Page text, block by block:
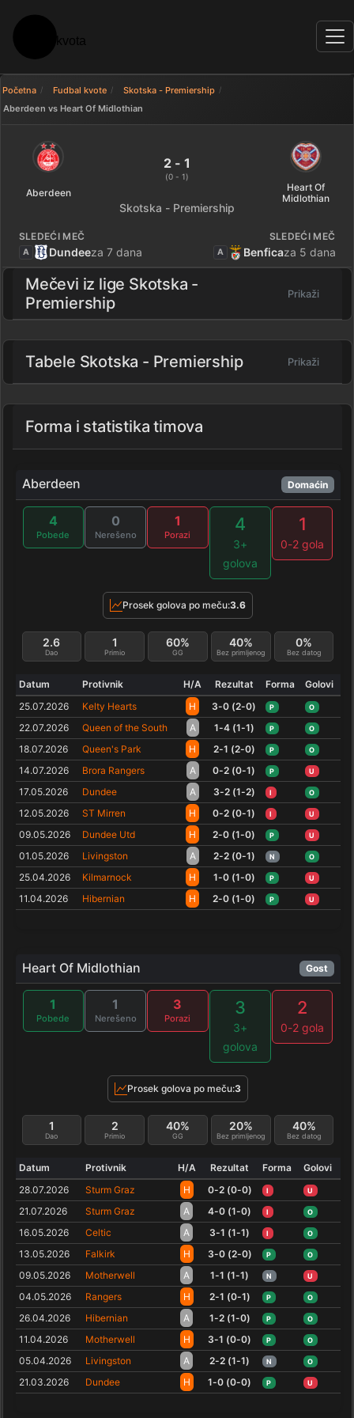
Početna Fudbal kvote
Skotska - Premiership
Aberdeen vs Heart Of Midlothian
Aberdeen 2 - 1 Heart Of
Aberdeen
2 - 1
(0 - 1)
Heart Of
Midlothian
Skotska - Premiership
SLEDEĆI MEČ
A Dundeeza 7 dana
SLEDEĆI MEČ
A Benficaza 5 dana
Mečevi iz lige Skotska -
Premiership
Prikaži
Tabele Skotska - Premiership Prikaži
Forma i statistika timova
Aberdeen Domaćin
4
Pobede
0
Nerešeno
1
Porazi
4
3+
golova
1
0-2 gola
Prosek golova po meču:3.6
Dao
2.6
Primio
1
GG
60%
Bez primljenog
40%
Bez datog
0%
Datum Protivnik H/A Rezultat Forma
Golovi
25.07.2026
Kelty Hearts H 3-0 (2-0) P O
22.07.2026 Queen of the South A 1-4 (1-1) P O
18.07.2026 Queen's Park H 2-1 (2-0) P O
14.07.2026 Brora Rangers A 0-2 (0-1) P U
17.05.2026 Dundee A 3-2 (1-2) I O
12.05.2026 ST Mirren H 0-2 (0-1) I U
09.05.2026 Dundee Utd H 2-0 (1-0) P U
01.05.2026 Livingston A 2-2 (0-1) N O
25.04.2026 Kilmarnock H 1-0 (1-0) P U
11.04.2026 Hibernian H 2-0 (1-0) P U
Heart Of Midlothian Gost
1
Pobede
1
Nerešeno
3
Porazi
3
3+
golova
2
0-2 gola
Prosek golova po meču:3
Dao
1
Primio
2
GG
40%
Bez primljenog
20%
Bez datog
40%
Datum Protivnik H/A Rezultat Forma
Golovi
28.07.2026
Sturm Graz H 0-2 (0-0) I U
21.07.2026 Sturm Graz A 4-0 (1-0) I O
16.05.2026 Celtic A 3-1 (1-1) I O
13.05.2026 Falkirk H 3-0 (2-0) P O
09.05.2026 Motherwell A 1-1 (1-1) N U
04.05.2026 Rangers H 2-1 (0-1) P O
26.04.2026 Hibernian A 1-2 (1-0) P O
11.04.2026 Motherwell H 3-1 (0-0) P O
05.04.2026 Livingston A 2-2 (1-1) N O
21.03.2026 Dundee H 1-0 (0-0) P U